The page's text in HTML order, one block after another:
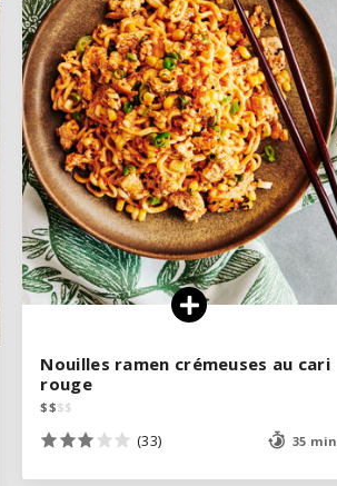
Nouilles ramen crémeuses au cari
rouge
$$$$
(33) 35 min
Nouilles ramen crémeuses au cari
rouge
$$$$
(33) 35 min